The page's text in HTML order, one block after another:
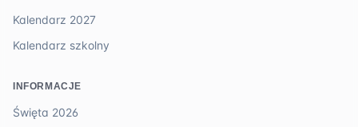
Kalendarz 2027
Kalendarz szkolny
INFORMACJE
Święta 2026